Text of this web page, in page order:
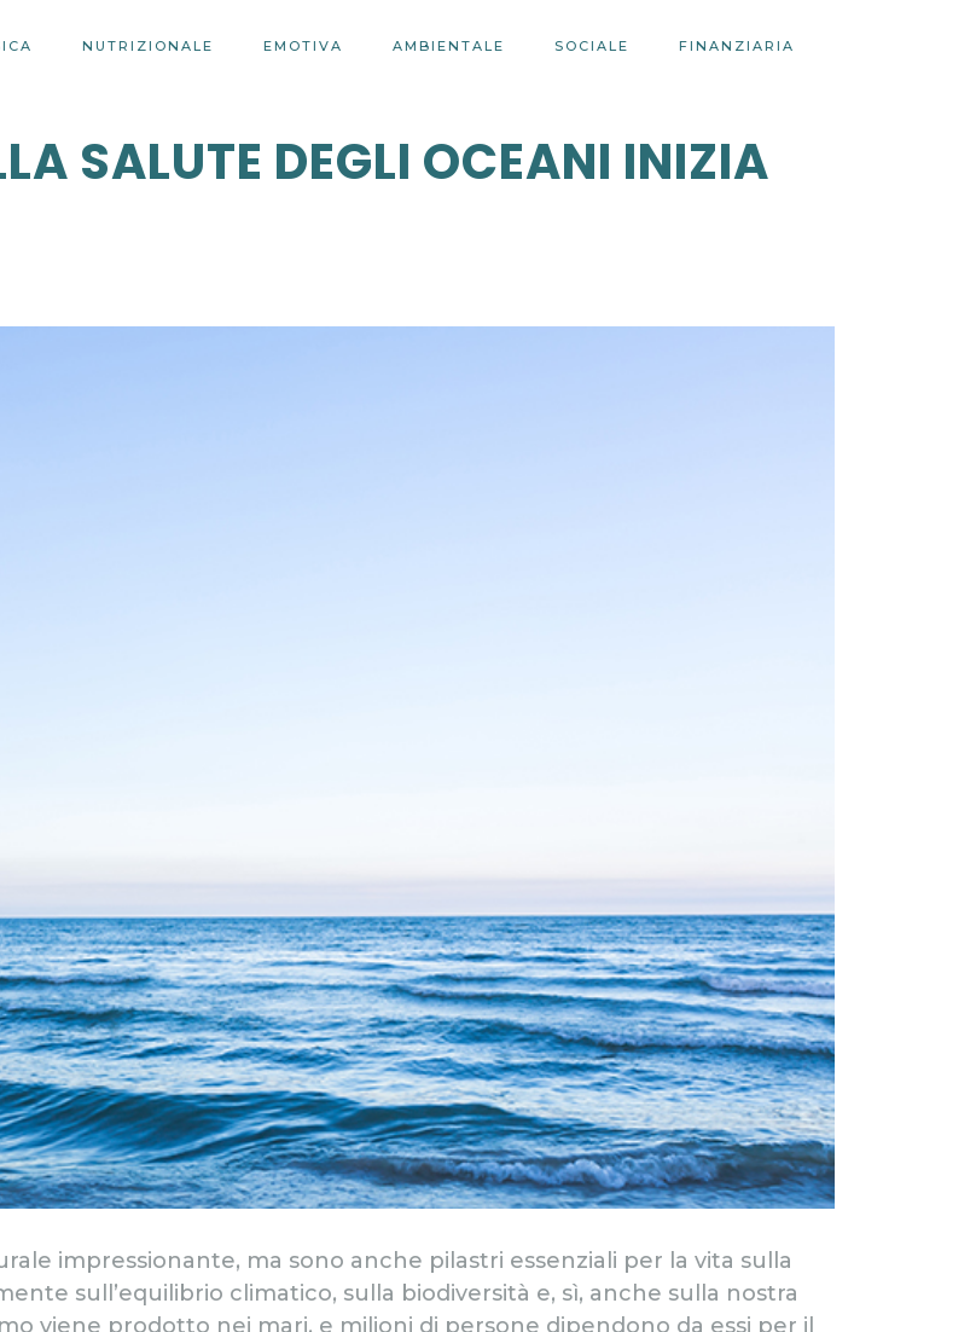
NUTRIZIONALE EMOTIVA AMBIENTALE SOCIALE FINANZIARIA
SALUTE DEGLI OCEANI INIZIA
impressionante, ma sono anche pilastri essenziali per la vita sulla
sull’equilibrio climatico, sulla biodiversità e, sì, anche sulla nostra
viene prodotto nei mari, e milioni di persone dipendono da essi per il